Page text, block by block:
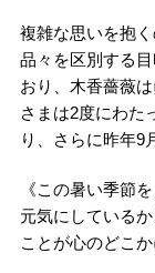
複雑な思いを抱
品々を区別する
おり、木香薔薇
さまは2度にわた
り、さらに昨年9
《この暑い季節
元気にしている
ことが心のどこ